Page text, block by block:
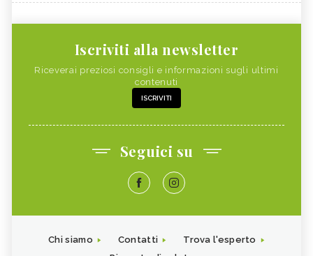
Iscriviti alla newsletter
Riceverai preziosi consigli e informazioni sugli ultimi
contenuti
ISCRIVITI
Seguici su
Chi siamo Contatti
Trova l'esperto